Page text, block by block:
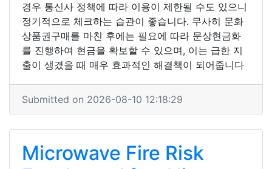
경우 통신사 정책에 따라 이용이 제한될 수도 있으니
정기적으로 체크하는 습관이 좋습니다. 무사히 문화
상품권구매를 마친 후에는 필요에 따라 문상현금화
를 진행하여 현금을 확보할 수 있으며, 이는 급한 지
출이 생겼을 때 매우 효과적인 해결책이 되어줍니다
Submitted on 2026-08-10 12:18:29
Microwave Fire Risk